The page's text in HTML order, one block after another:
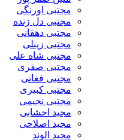
مجتبی اورنگی
مجتبی دل زنده
مجتبی دهقانی
مجتبی زینلی
مجتبی شاه علی
مجتبی صفری
مجتبی فغانی
مجتبی کبیری
مجتبی نجیمی
مجید اخشابی
مجید اصلاحی
مجید الوند‎